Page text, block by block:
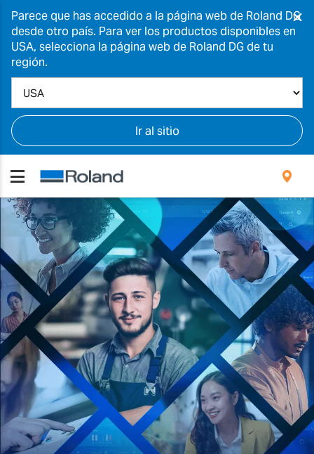
Parece que has accedido a la página web de Roland DG
desde otro país. Para ver los productos disponibles en
USA, selecciona la página web de Roland DG de tu
región.
Ir al sitio
×